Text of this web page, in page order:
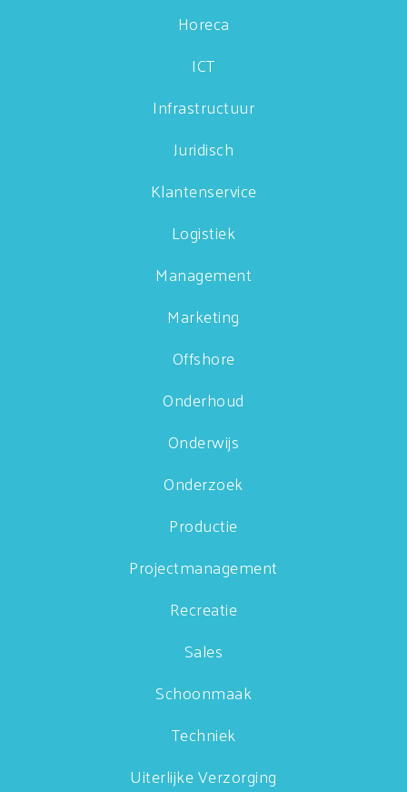
Horeca
ICT
Infrastructuur
Juridisch
Klantenservice
Logistiek
Management
Marketing
Offshore
Onderhoud
Onderwijs
Onderzoek
Productie
Projectmanagement
Recreatie
Sales
Schoonmaak
Techniek
Uiterlijke Verzorging